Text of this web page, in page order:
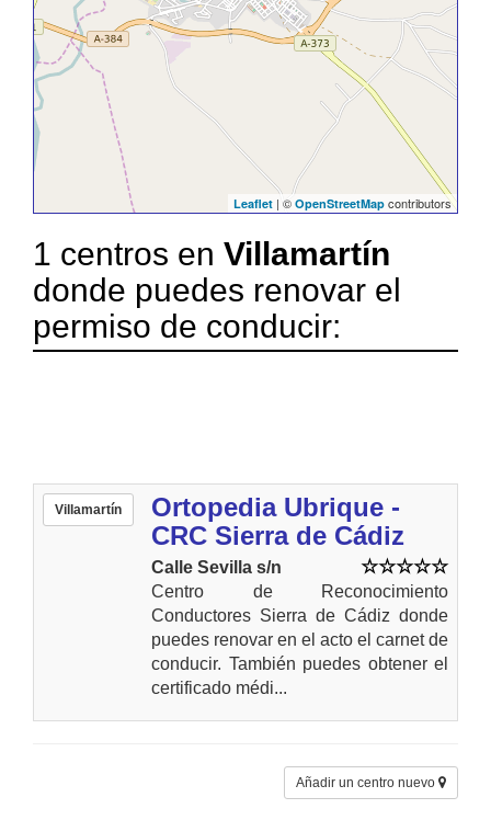
Leaflet | © OpenStreetMap contributors
1 centros en Villamartín
donde puedes renovar el
permiso de conducir:
Villamartín
Ortopedia Ubrique -
CRC Sierra de Cádiz
Calle Sevilla s/n
Centro de Reconocimiento
Conductores Sierra de Cádiz donde
puedes renovar en el acto el carnet de
conducir. También puedes obtener el
certificado médi...
Añadir un centro nuevo